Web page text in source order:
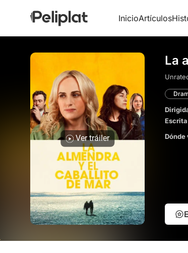
InicioArtículos
Ver tráiler
La
Dónde